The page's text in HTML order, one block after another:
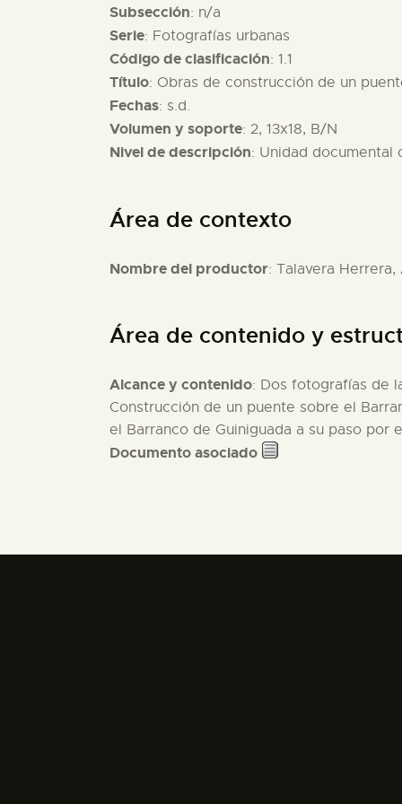
Subsección: n/a
Serie: Fotografías urbanas
Código de clasificación: 1.1
Título: Obras de construcción de un
Fechas: s.d.
Volumen y soporte: 2, 13x18, B/N
Nivel de descripción: Unidad documental
Área de contexto
Nombre del productor: Talavera Herrera,
Área de contenido y
Alcance y contenido: Dos fotografías de
Construcción de un puente sobre el
el Barranco de Guiniguada a su paso por
Documento asociado